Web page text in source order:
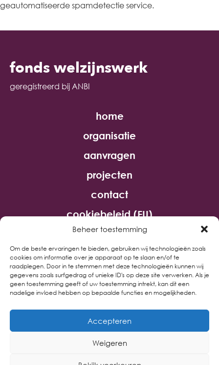
Beheer toestemming
Om de beste ervaringen te bieden, gebruiken wij technologieën zoals
cookies om informatie over je apparaat op te slaan en/of te
raadplegen. Door in te stemmen met deze technologieën kunnen wij
gegevens zoals surfgedrag of unieke ID's op deze site verwerken. Als je
geen toestemming geeft of uw toestemming intrekt, kan dit een
nadelige invloed hebben op bepaalde functies en mogelijkheden.
Accepteren
Weigeren
geautomatiseerde spamdetectie service.
fonds welzijnswerk
geregistreerd bij ANBI
home
organisatie
aanvragen
projecten
contact
cookiebeleid (EU)
volg ons via
Fonds Welzijnswerk
elevendesign